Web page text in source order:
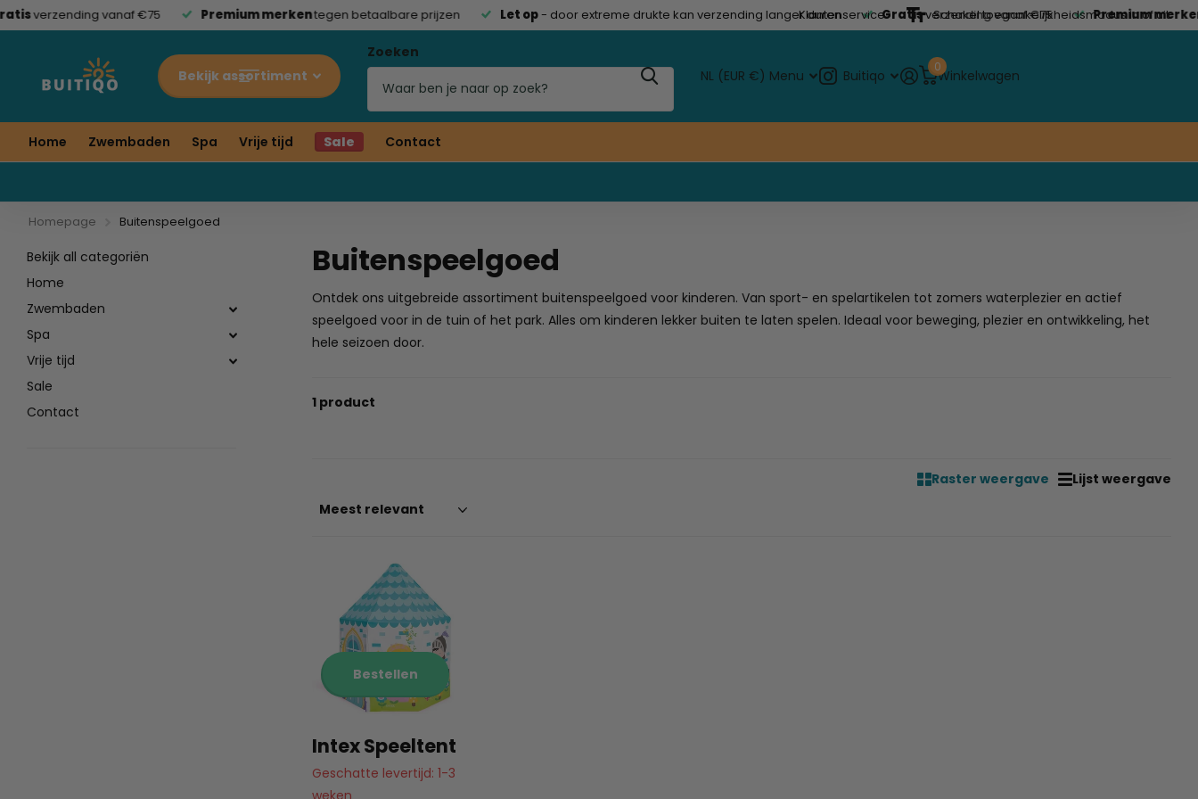
verzending vanaf €75 Premium merkentegen betaalbare prijzen Let op- door extreme drukte kan verzending langer duren Gratisverzending vanaf €75 Premium merken
Klantenservice Schakel toegankelijkheidsmodus in of uit
Bekijk assortiment
Zoeken
NL (EUR €) Menu Buitiqo Winkelwagen
0
Home Zwembaden Spa Vrije tijd Sale Contact
Homepage Buitenspeelgoed
Buitenspeelgoed
Ontdek ons uitgebreide assortiment buitenspeelgoed voor kinderen. Van sport- en spelartikelen tot zomers waterplezier en actief
speelgoed voor in de tuin of het park. Alles om kinderen lekker buiten te laten spelen. Ideaal voor beweging, plezier en ontwikkeling, het
hele seizoen door.
1 product
Raster weergave Lijst weergave
Bestellen
Intex Speeltent
Geschatte levertijd: 1-3
weken
Bekijk all categoriën
Home
Zwembaden
Spa
Vrije tijd
Sale
Contact